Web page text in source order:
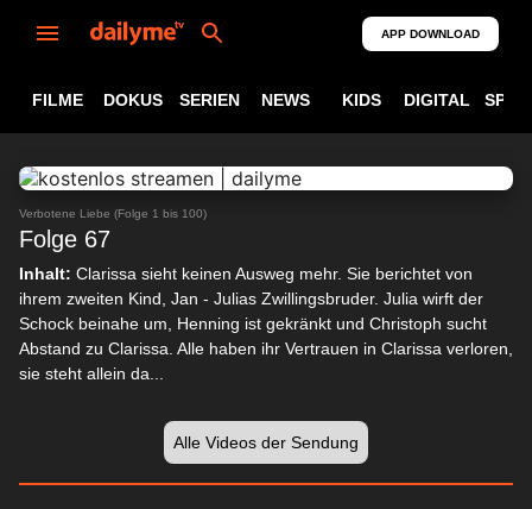
APP DOWNLOAD
FILME DOKUS SERIEN NEWS KIDS DIGITAL
Verbotene Liebe (Folge 1 bis 100)
Folge 67
Inhalt: Clarissa sieht keinen Ausweg mehr. Sie berichtet von
ihrem zweiten Kind, Jan - Julias Zwillingsbruder. Julia wirft der
Schock beinahe um, Henning ist gekränkt und Christoph sucht
Abstand zu Clarissa. Alle haben ihr Vertrauen in Clarissa verloren,
sie steht allein da...
Alle Videos der Sendung